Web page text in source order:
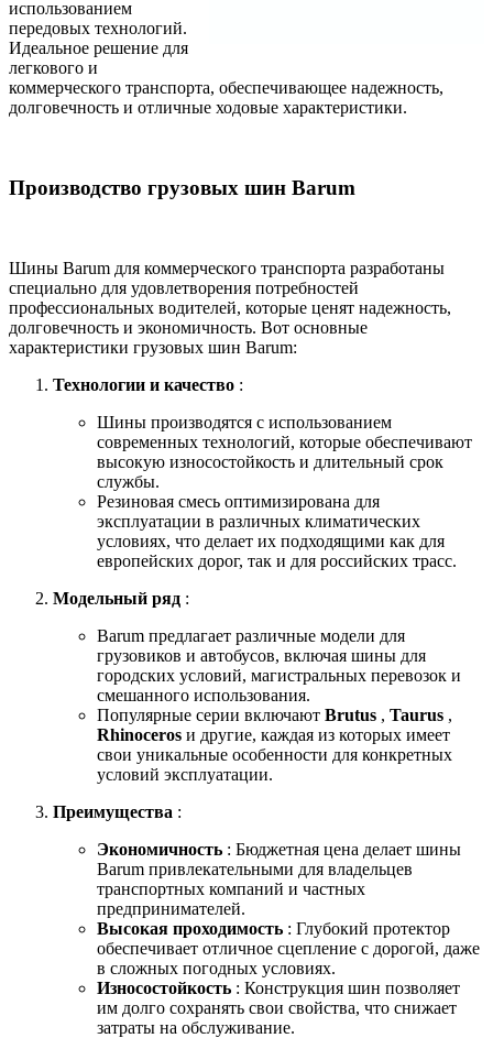
использованием
передовых технологий.
Идеальное решение для
легкового и
коммерческого транспорта, обеспечивающее надежность,
долговечность и отличные ходовые характеристики.
Производство грузовых шин Barum
Шины Barum для коммерческого транспорта разработаны
специально для удовлетворения потребностей
профессиональных водителей, которые ценят надежность,
долговечность и экономичность. Вот основные
характеристики грузовых шин Barum:
Технологии и качество :
Шины производятся с использованием
современных технологий, которые обеспечивают
высокую износостойкость и длительный срок
службы.
Резиновая смесь оптимизирована для
эксплуатации в различных климатических
условиях, что делает их подходящими как для
европейских дорог, так и для российских трасс.
Модельный ряд :
Barum предлагает различные модели для
грузовиков и автобусов, включая шины для
городских условий, магистральных перевозок и
смешанного использования.
Популярные серии включают Brutus , Taurus ,
Rhinoceros и другие, каждая из которых имеет
свои уникальные особенности для конкретных
условий эксплуатации.
Преимущества :
Экономичность : Бюджетная цена делает шины
Barum привлекательными для владельцев
транспортных компаний и частных
предпринимателей.
Высокая проходимость : Глубокий протектор
обеспечивает отличное сцепление с дорогой, даже
в сложных погодных условиях.
Износостойкость : Конструкция шин позволяет
им долго сохранять свои свойства, что снижает
затраты на обслуживание.